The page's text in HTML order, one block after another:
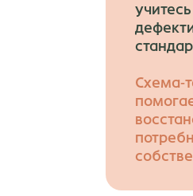
Схема-